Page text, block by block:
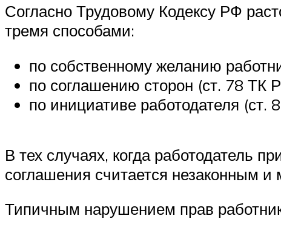
Согласно Трудовому Кодексу РФ
тремя способами:
по собственному желанию
по соглашению сторон (ст. 78 ТК
по инициативе работодателя (ст.
В тех случаях, когда работодатель
соглашения считается незаконным
Типичным нарушением прав